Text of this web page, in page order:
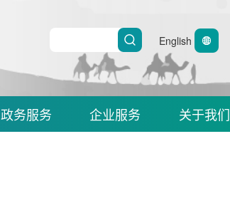
English
政务服务 企业服务 关于我们